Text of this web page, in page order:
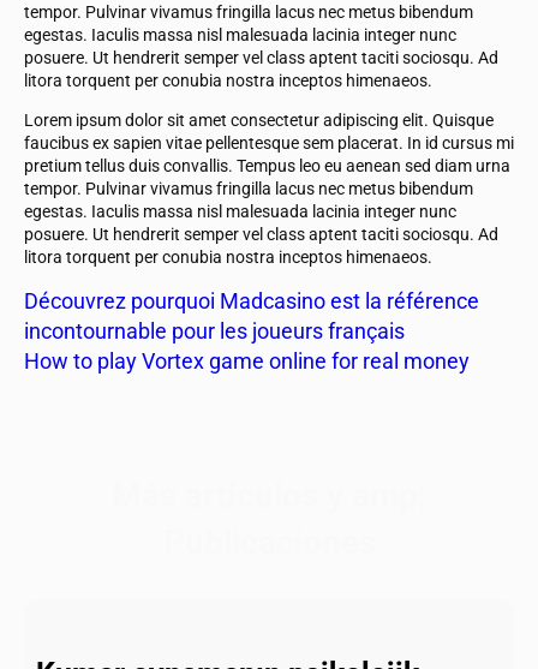
tempor. Pulvinar vivamus fringilla lacus nec metus bibendum
egestas. Iaculis massa nisl malesuada lacinia integer nunc
posuere. Ut hendrerit semper vel class aptent taciti sociosqu. Ad
litora torquent per conubia nostra inceptos himenaeos.
Lorem ipsum dolor sit amet consectetur adipiscing elit. Quisque
faucibus ex sapien vitae pellentesque sem placerat. In id cursus mi
pretium tellus duis convallis. Tempus leo eu aenean sed diam urna
tempor. Pulvinar vivamus fringilla lacus nec metus bibendum
egestas. Iaculis massa nisl malesuada lacinia integer nunc
posuere. Ut hendrerit semper vel class aptent taciti sociosqu. Ad
litora torquent per conubia nostra inceptos himenaeos.
Découvrez pourquoi Madcasino est la référence
incontournable pour les joueurs français
How to play Vortex game online for real money